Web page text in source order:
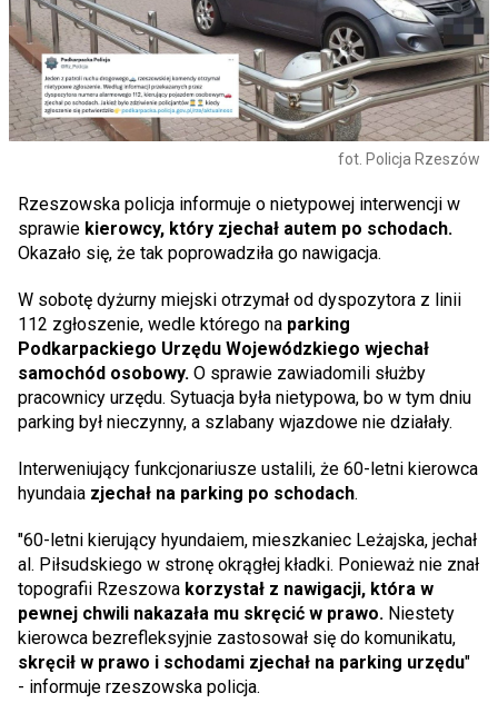
fot. Policja Rzeszów
Rzeszowska policja informuje o nietypowej interwencji w
sprawie kierowcy, który zjechał autem po schodach.
Okazało się, że tak poprowadziła go nawigacja.
W sobotę dyżurny miejski otrzymał od dyspozytora z linii
112 zgłoszenie, wedle którego na parking
Podkarpackiego Urzędu Wojewódzkiego wjechał
samochód osobowy. O sprawie zawiadomili służby
pracownicy urzędu. Sytuacja była nietypowa, bo w tym dniu
parking był nieczynny, a szlabany wjazdowe nie działały.
Interweniujący funkcjonariusze ustalili, że 60-letni kierowca
hyundaia zjechał na parking po schodach.
"60-letni kierujący hyundaiem, mieszkaniec Leżajska, jechał
al. Piłsudskiego w stronę okrągłej kładki. Ponieważ nie znał
topografii Rzeszowa korzystał z nawigacji, która w
pewnej chwili nakazała mu skręcić w prawo. Niestety
kierowca bezrefleksyjnie zastosował się do komunikatu,
skręcił w prawo i schodami zjechał na parking urzędu"
- informuje rzeszowska policja.